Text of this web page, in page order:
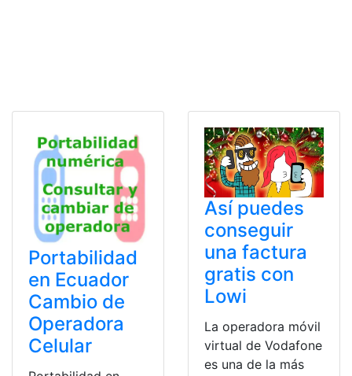
Portabilidad
en Ecuador
Cambio de
Operadora
Celular
Así puedes
conseguir
una factura
gratis con
Lowi
La operadora móvil
virtual de Vodafone
es una de la más